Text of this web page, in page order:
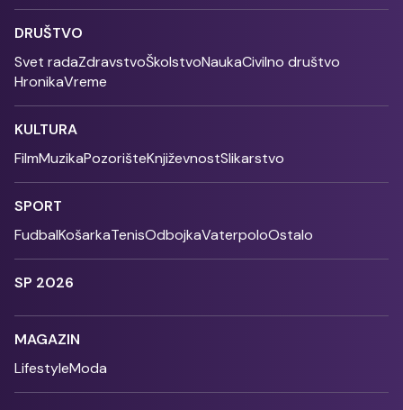
DRUŠTVO
Svet radaZdravstvoŠkolstvoNaukaCivilno društvo
HronikaVreme
KULTURA
FilmMuzikaPozorišteKnjiževnostSlikarstvo
SPORT
FudbalKošarkaTenisOdbojkaVaterpoloOstalo
SP 2026
MAGAZIN
LifestyleModa